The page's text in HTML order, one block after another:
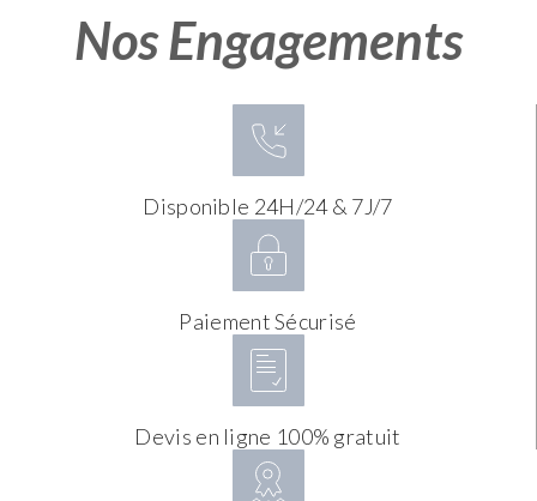
Nos Engagements
Disponible 24H/24 & 7J/7
Paiement Sécurisé
Devis en ligne 100% gratuit